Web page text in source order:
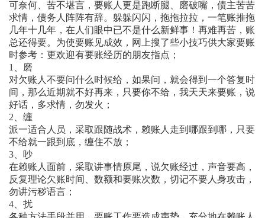
可奈何、苦不堪言，要账人更是跑断腿、磨破嘴，债主苦苦
求情，债务人阵阵有辞。躲躲闪闪，拖拖拉拉，一笔账推拖
几年十几年，在人们眼中已不是什么新鲜事！再难再苦，账
总还得要。为使要账见成效，网上搜了些小技巧供大家要账
时参考：更欢迎有要账经历的朋友指点；
1、磨
对欠账人不要问什么时候给，如果问，就会得到一个答复时
间，那么近期就不好再来，只要你不给，我天天来要账，说
好话，多求情，勿发火；
2、缠
派一适合人员，采取跟随战术，赖账人走到哪跟到哪，只要
不给就一跟到底，缠住不放；
3、吵
在赖账人面前，采取讲事情原尾，说欠账经过，声音要高，
反复理论欠账时间、数额和要账次数，切记不要人身攻击，
勿讲污秽语言；
4、扰